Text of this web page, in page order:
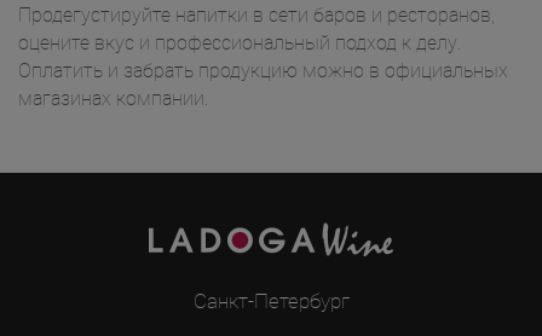
Продегустируйте напитки в сети баров и ресторанов,
оцените вкус и профессиональный подход к делу.
Оплатить и забрать продукцию можно в официальных
магазинах компании.
Санкт-Петербург